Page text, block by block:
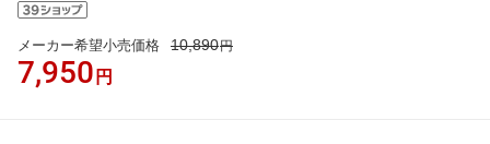
メーカー希望小売価格 10,890円
7,950 円